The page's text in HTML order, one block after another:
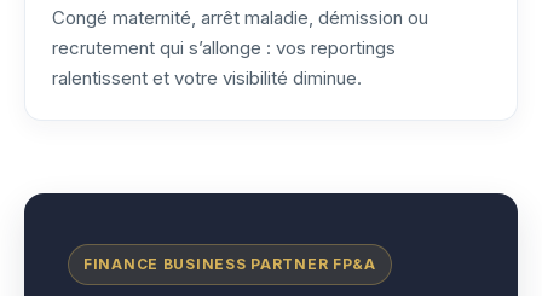
Congé maternité, arrêt maladie, démission ou
recrutement qui s’allonge : vos reportings
ralentissent et votre visibilité diminue.
FINANCE BUSINESS PARTNER FP&A